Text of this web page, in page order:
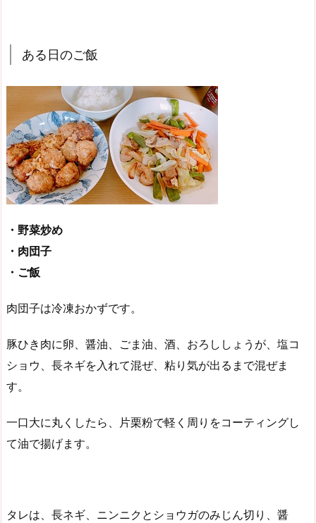
ある日のご飯
・野菜炒め
・肉団子
・ご飯
肉団子は冷凍おかずです。
豚ひき肉に卵、醤油、ごま油、酒、おろししょうが、塩コ
ショウ、長ネギを入れて混ぜ、粘り気が出るまで混ぜま
す。
一口大に丸くしたら、片栗粉で軽く周りをコーティングし
て油で揚げます。
タレは、長ネギ、ニンニクとショウガのみじん切り、醤